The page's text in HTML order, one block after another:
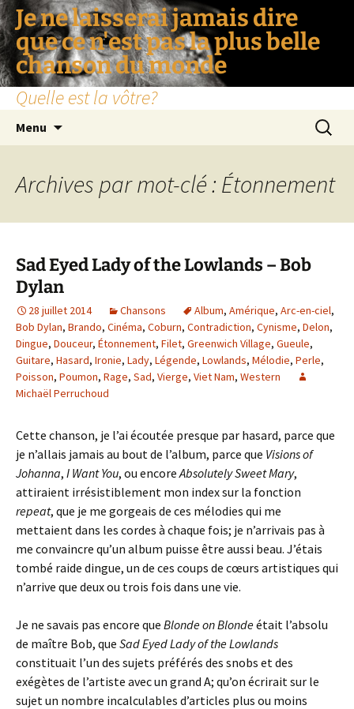
Je ne laisserai jamais dire
que ce n'est pas la plus belle
chanson du monde
Quelle est la vôtre?
Menu
Archives par mot-clé : Étonnement
Sad Eyed Lady of the Lowlands – Bob
Dylan
28 juillet 2014 Chansons Album, Amérique, Arc-en-ciel,
Bob Dylan, Brando, Cinéma, Coburn, Contradiction, Cynisme, Delon,
Dingue, Douceur, Étonnement, Filet, Greenwich Village, Gueule,
Guitare, Hasard, Ironie, Lady, Légende, Lowlands, Mélodie, Perle,
Poisson, Poumon, Rage, Sad, Vierge, Viet Nam, Western
Michaël Perruchoud
Cette chanson, je l’ai écoutée presque par hasard, parce que
je n’allais jamais au bout de l’album, parce que Visions of
Johanna, I Want You, ou encoreAbsolutely Sweet Mary,
attiraient irrésistiblement mon index sur la fonction
repeat, que je me gorgeais de ces mélodies qui me
mettaient dans les cordes à chaque fois; je n’arrivais pas à
me convaincre qu’un album puisse être aussi beau. J’étais
tombé raide dingue, un de ces coups de cœurs artistiques qui
n’arrive que deux ou trois fois dans une vie.
Je ne savais pas encore que Blonde on Blondeétait l’absolu
de maître Bob, que Sad Eyed Lady of the Lowlands
constituait l’un des sujets préférés des snobs et des
exégètes de l’artiste avec un grand A; qu’on écrirait sur le
sujet un nombre incalculables d’articles plus ou moins